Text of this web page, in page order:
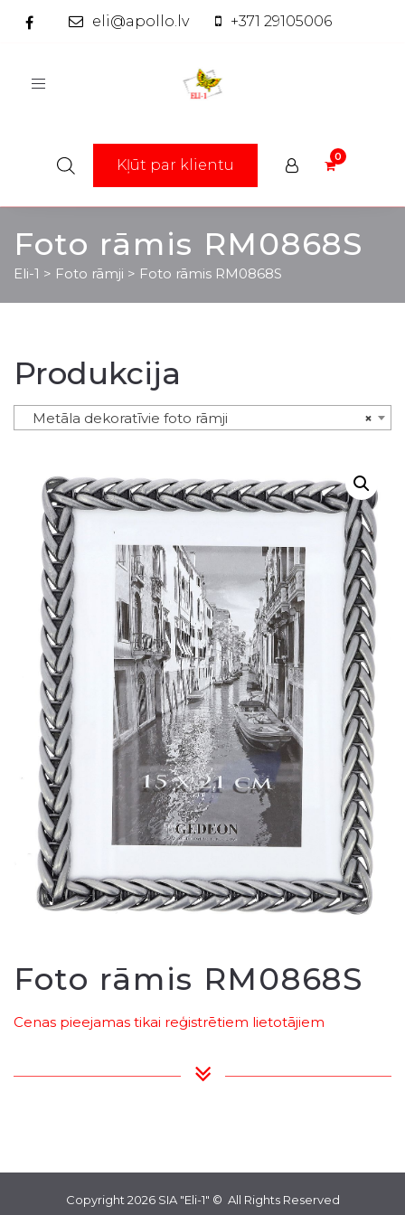
eli@apollo.lv +371 29105006
Toggle
Kļūt par klientu
Foto rāmis RM0868S
Eli-1 > Foto rāmji > Foto rāmis RM0868S
Produkcija
×
Metāla dekoratīvie foto rāmji
Foto rāmis RM0868S
Cenas pieejamas tikai reģistrētiem lietotājiem
Copyright 2026 SIA "Eli-1" © All Rights Reserved